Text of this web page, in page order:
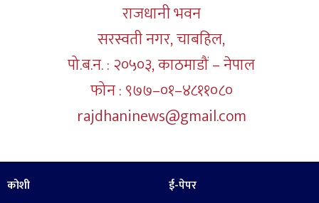
राजधानी भवन
सरस्वती नगर, चाबहिल,
पो.ब.न. : २०५०३, काठमाडौं – नेपाल
फोन : ९७७–०१–४८११०८०
rajdhaninews@gmail.com
कोशी
ई-पेपर